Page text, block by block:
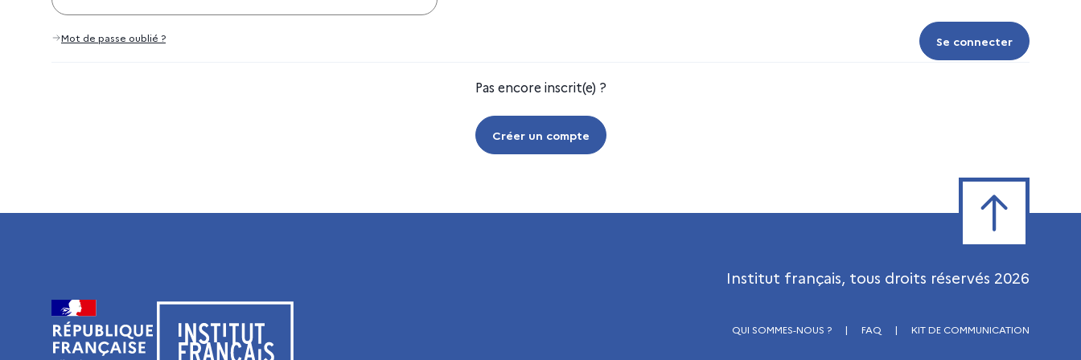
Se connecter
Se connecter
Mot de passe oublié ?
Pas encore inscrit(e) ?
Créer un compte
Visiter le site de l’Institut français
Institut français, tous droits réservés 2026
QUI SOMMES-NOUS ? | FAQ | KIT DE COMMUNICATION